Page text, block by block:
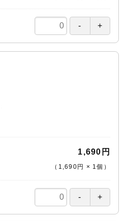
1,690円
（ 1,690円 × 1個 ）